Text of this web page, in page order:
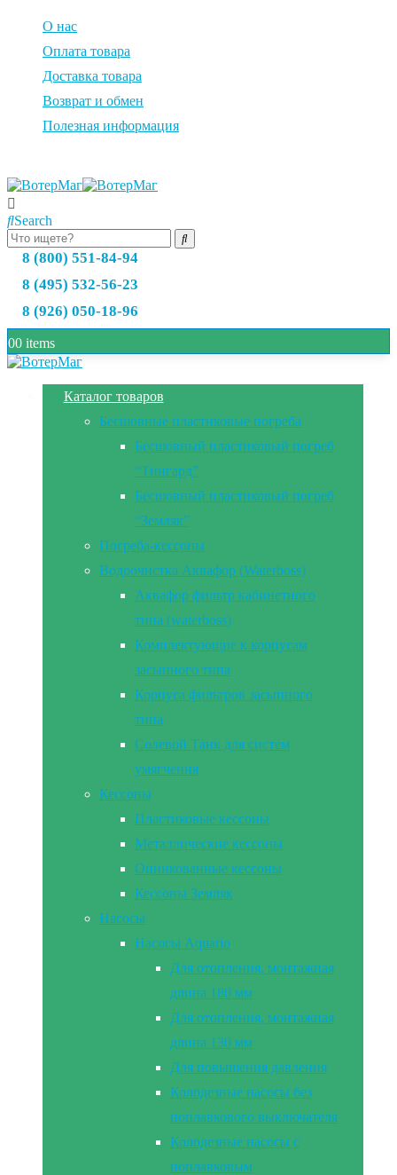
О нас
Оплата товара
Доставка товара
Возврат и обмен
Полезная информация
Search
8 (800) 551-84-94
8 (495) 532-56-23
8 (926) 050-18-96
00 items
Каталог товаров
Бесшовные пластиковые погреба
Бесшовный пластиковый погреб
“Тингард”
Бесшовный пластиковый погреб
“Земляк”
Погреба-кессоны
Водоочистка Аквафор (Waterboss)
Аквафор фильтр кабинетного
типа (waterboss)
Комплектующие к корпусам
засыпного типа
Корпуса фильтров засыпного
типа
Солевой Танк для систем
умягчения
Кессоны
Пластиковые кессоны
Металлические кессоны
Оцинкованные кессоны
Кессоны Земляк
Насосы
Насосы Aquario
Для отопления, монтажная
длина 180 мм
Для отопления, монтажная
длина 130 мм
Для повышения давления
Колодезные насосы без
поплавкового выключателя
Колодезные насосы с
поплавковым